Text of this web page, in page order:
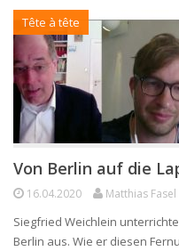
Tête à tête
Von Berlin auf die
16.04.2020 Matthias Fasel
Siegfried Weichlein
Berlin aus. Wie er diesen